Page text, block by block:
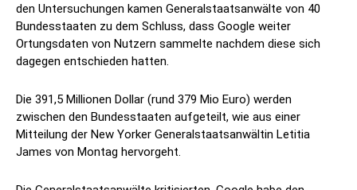
den Untersuchungen kamen Generalstaatsanwälte von 40
Bundesstaaten zu dem Schluss, dass Google weiter
Ortungsdaten von Nutzern sammelte nachdem diese sich
dagegen entschieden hatten.
Die 391,5 Millionen Dollar (rund 379 Mio Euro) werden
zwischen den Bundesstaaten aufgeteilt, wie aus einer
Mitteilung der New Yorker Generalstaatsanwältin Letitia
James von Montag hervorgeht.